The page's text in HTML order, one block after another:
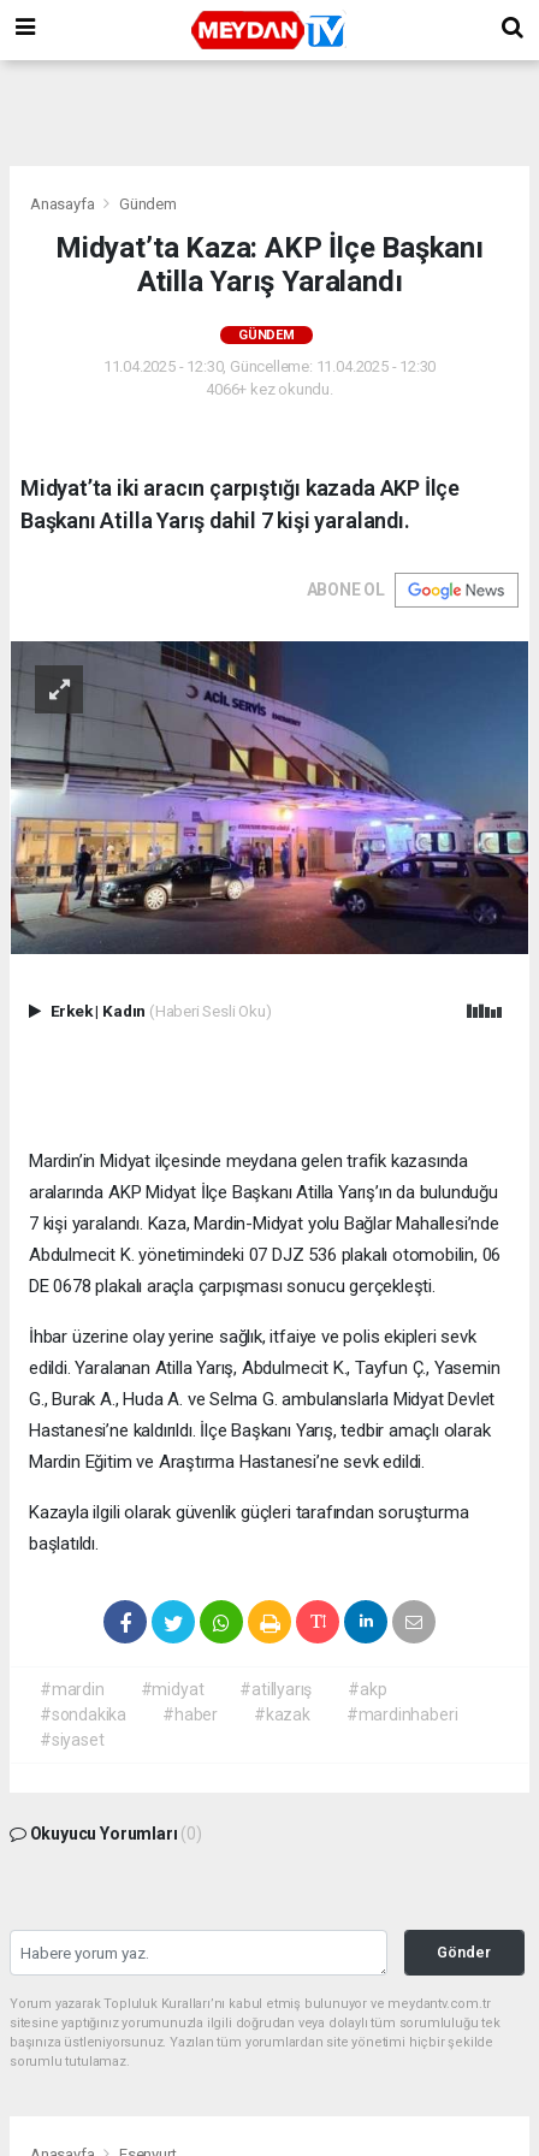
Anasayfa Gündem
Midyat’ta Kaza: AKP İlçe Başkanı
Atilla Yarış Yaralandı
GÜNDEM
11.04.2025 - 12:30, Güncelleme: 11.04.2025 - 12:30
4066+ kez okundu.
Midyat’ta iki aracın çarpıştığı kazada AKP İlçe
Başkanı Atilla Yarış dahil 7 kişi yaralandı.
ABONE OL
Erkek| Kadın (Haberi Sesli Oku)
Mardin’in Midyat ilçesinde meydana gelen trafik kazasında
aralarında AKP Midyat İlçe Başkanı Atilla Yarış’ın da bulunduğu
7 kişi yaralandı. Kaza, Mardin-Midyat yolu Bağlar Mahallesi’nde
Abdulmecit K. yönetimindeki 07 DJZ 536 plakalı otomobilin, 06
DE 0678 plakalı araçla çarpışması sonucu gerçekleşti.
İhbar üzerine olay yerine sağlık, itfaiye ve polis ekipleri sevk
edildi. Yaralanan Atilla Yarış, Abdulmecit K., Tayfun Ç., Yasemin
G., Burak A., Huda A. ve Selma G. ambulanslarla Midyat Devlet
Hastanesi’ne kaldırıldı. İlçe Başkanı Yarış, tedbir amaçlı olarak
Mardin Eğitim ve Araştırma Hastanesi’ne sevk edildi.
Kazayla ilgili olarak güvenlik güçleri tarafından soruşturma
başlatıldı.
#mardin #midyat #atillyarış
#akp
#sondakika
#haber #kazak
#mardinhaberi
#siyaset
Okuyucu Yorumları (0)
Gönder
Yorum yazarak Topluluk Kuralları’nı kabul etmiş bulunuyor ve meydantv.com.tr
sitesine yaptığınız yorumunuzla ilgili doğrudan veya dolaylı tüm sorumluluğu tek
başınıza üstleniyorsunuz. Yazılan tüm yorumlardan site yönetimi hiçbir şekilde
sorumlu tutulamaz.